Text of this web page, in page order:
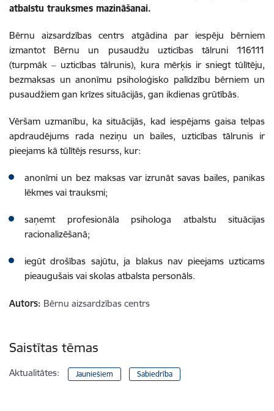
atbalstu trauksmes mazināšanai.
Bērnu aizsardzības centrs atgādina par iespēju bērniem
izmantot Bērnu un pusaudžu uzticības tālruni 116111
(turpmāk ‒ uzticības tālrunis), kura mērķis ir sniegt tūlītēju,
bezmaksas un anonīmu psiholoģisko palīdzību bērniem un
pusaudžiem gan krīzes situācijās, gan ikdienas grūtībās.
Vēršam uzmanību, ka situācijās, kad iespējams gaisa telpas
apdraudējums rada neziņu un bailes, uzticības tālrunis ir
pieejams kā tūlītējs resurss, kur:
anonīmi un bez maksas var izrunāt savas bailes, panikas
lēkmes vai trauksmi;
saņemt profesionāla psihologa atbalstu situācijas
racionalizēšanā;
iegūt drošības sajūtu, ja blakus nav pieejams uzticams
pieaugušais vai skolas atbalsta personāls.
Autors: Bērnu aizsardzības centrs
Saistītas tēmas
Aktualitātes: Jauniešiem Sabiedrība